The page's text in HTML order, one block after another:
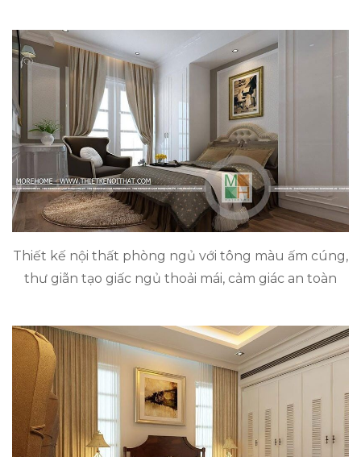
Thiết kế nội thất phòng ngủ với tông màu ấm cúng,
thư giãn tạo giấc ngủ thoải mái, cảm giác an toàn